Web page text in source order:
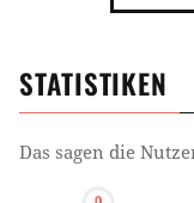
STATISTIKEN
Das sagen die